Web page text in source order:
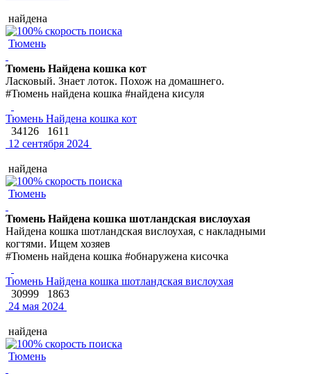
найдена
Тюмень
Тюмень Найдена кошка кот
Ласковый. Знает лоток. Похож на домашнего.
#Тюмень найдена кошка #найдена кисуля
Тюмень Найдена кошка кот
34126
1611
12 сентября 2024
найдена
Тюмень
Тюмень Найдена кошка шотландская вислоухая
Найдена кошка шотландская вислоухая, с накладными
когтями. Ищем хозяев
#Тюмень найдена кошка #обнаружена кисочка
Тюмень Найдена кошка шотландская вислоухая
30999
1863
24 мая 2024
найдена
Тюмень